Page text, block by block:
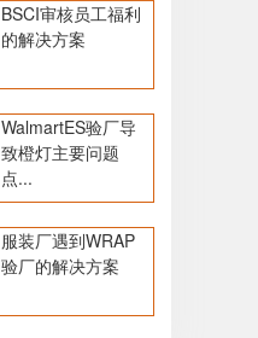
BSCI审核员工福利
的解决方案
WalmartES验厂导
致橙灯主要问题
点...
服装厂遇到WRAP
验厂的解决方案